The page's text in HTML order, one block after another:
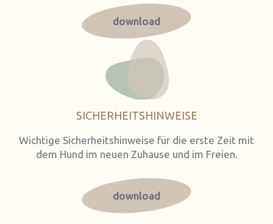
download
SICHERHEITSHINWEISE
Wichtige Sicherheitshinweise für die erste Zeit mit
dem Hund im neuen Zuhause und im Freien.
download